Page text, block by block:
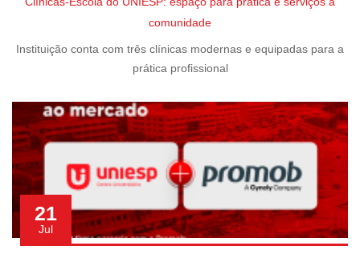
comunidade
Instituição conta com três clínicas modernas e equipadas para a
prática profissional
21
Jul